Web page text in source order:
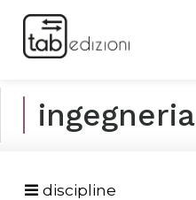
ingegneria
discipline